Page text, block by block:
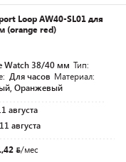
Loop AW40-SL01 для
(orange red)
Watch 38/40 мм Тип:
Для часов Материал:
Оранжевый
августа
августа
/мес